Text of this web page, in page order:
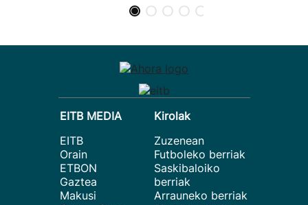
EITB MEDIA
EITB
Orain
ETBON
Gaztea
Makusi
Kirolak
Zuzenean
Futboleko berriak
Saskibaloiko
berriak
Arrauneko berriak